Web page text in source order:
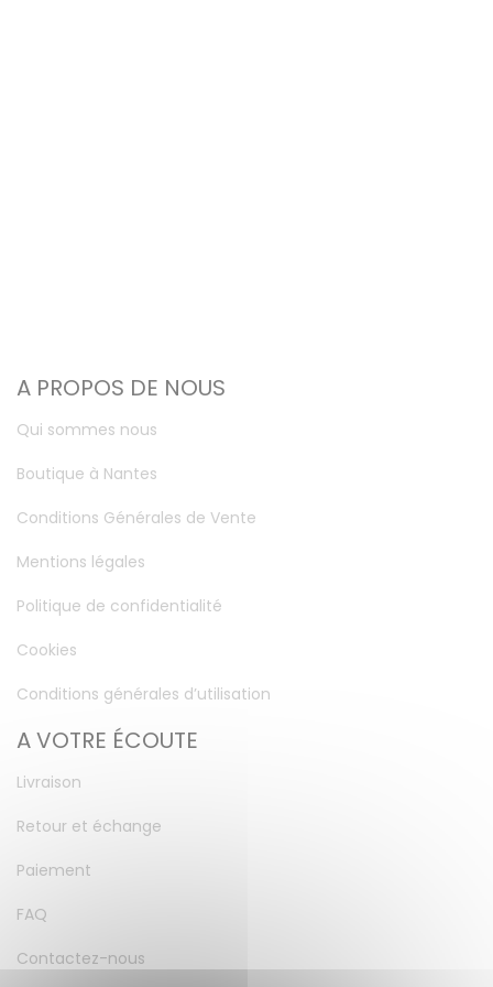
A PROPOS DE NOUS
Qui sommes nous
Boutique à Nantes
Conditions Générales de Vente
Mentions légales
Politique de confidentialité
Cookies
Conditions générales d’utilisation
A VOTRE ÉCOUTE
Livraison
Retour et échange
Paiement
FAQ
Contactez-nous